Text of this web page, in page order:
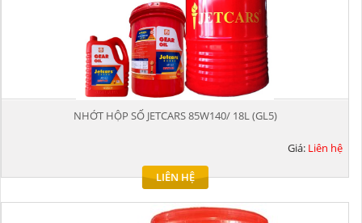
NHỚT HỘP SỐ JETCARS 85W140/ 18L (GL5)
Giá: Liên hệ
LIÊN HỆ